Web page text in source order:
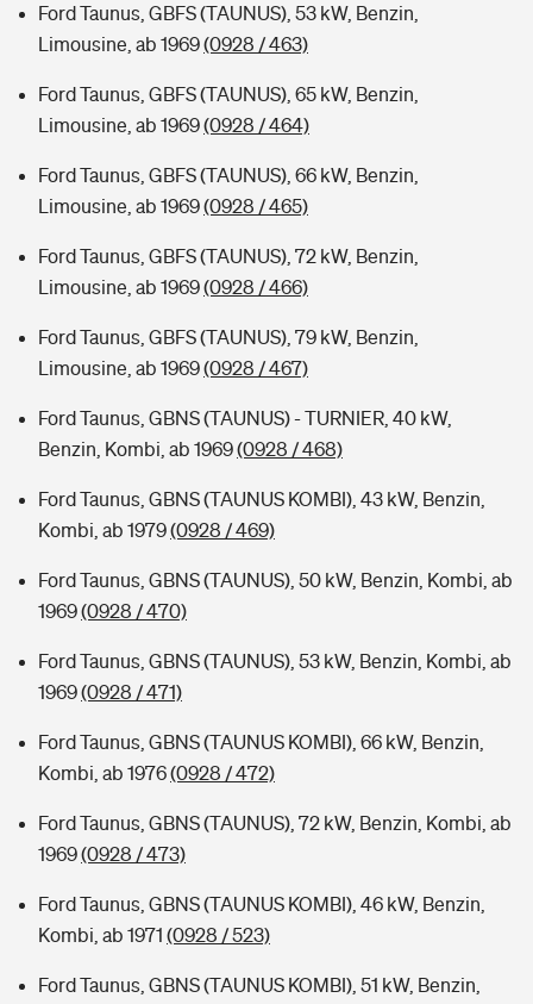
Ford Taunus, GBFS (TAUNUS), 53 kW, Benzin,
Limousine, ab 1969(0928 / 463)
Ford Taunus, GBFS (TAUNUS), 65 kW, Benzin,
Limousine, ab 1969(0928 / 464)
Ford Taunus, GBFS (TAUNUS), 66 kW, Benzin,
Limousine, ab 1969(0928 / 465)
Ford Taunus, GBFS (TAUNUS), 72 kW, Benzin,
Limousine, ab 1969(0928 / 466)
Ford Taunus, GBFS (TAUNUS), 79 kW, Benzin,
Limousine, ab 1969(0928 / 467)
Ford Taunus, GBNS (TAUNUS) - TURNIER, 40 kW,
Benzin, Kombi, ab 1969(0928 / 468)
Ford Taunus, GBNS (TAUNUS KOMBI), 43 kW, Benzin,
Kombi, ab 1979(0928 / 469)
Ford Taunus, GBNS (TAUNUS), 50 kW, Benzin, Kombi, ab
1969(0928 / 470)
Ford Taunus, GBNS (TAUNUS), 53 kW, Benzin, Kombi, ab
1969(0928 / 471)
Ford Taunus, GBNS (TAUNUS KOMBI), 66 kW, Benzin,
Kombi, ab 1976(0928 / 472)
Ford Taunus, GBNS (TAUNUS), 72 kW, Benzin, Kombi, ab
1969(0928 / 473)
Ford Taunus, GBNS (TAUNUS KOMBI), 46 kW, Benzin,
Kombi, ab 1971 (0928 / 523)
Ford Taunus, GBNS (TAUNUS KOMBI), 51 kW, Benzin,